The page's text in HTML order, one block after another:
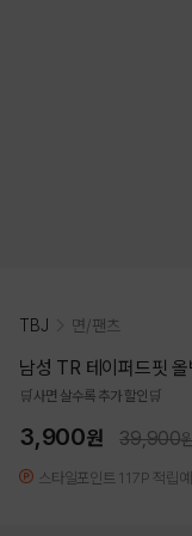
TBJ 면/팬츠
남성 TR 테이퍼드핏
🛒사면 살수록 추가 할인🛒
3,900원 39,900
스타일포인트 117P 적립예